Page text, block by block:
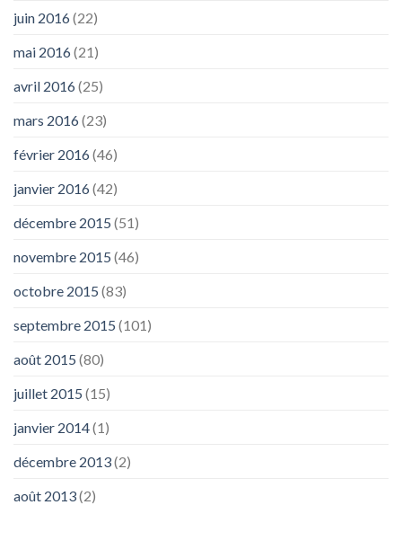
juin 2016(22)
mai 2016(21)
avril 2016(25)
mars 2016(23)
février 2016(46)
janvier 2016(42)
décembre 2015 (51)
novembre 2015 (46)
octobre 2015 (83)
septembre 2015 (101)
août 2015 (80)
juillet 2015 (15)
janvier 2014(1)
décembre 2013(2)
août 2013(2)